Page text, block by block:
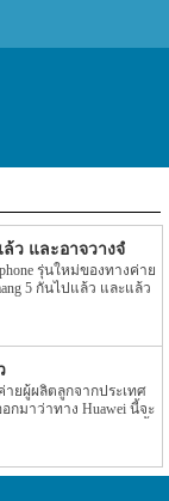
ล้ว และอาจวางจำหน่
รุ่นใหม่ของทางค่าย
5 กันไปแล้ว และแล้ว
Maimang 5 ออกมาแล้ว
4 ที่้เปิดตัวออกมาเมื่อ
ย่างไรบ้างนั้นไปดูกันเลยดี
ขนาด 5.5 นิ้ว โดยหน้า
ละเอียดอยู่ที่ 1080p
กล้องทางด้านหลังตัว
ละรองรับการอัดวิดีโอได้
8 MP สำหร้บกล้องหน้า
ะเป็น Chipset อย่าง
ายผู้ผลิตลูกจากประเทศ
กมาว่าทาง Huawei นี้จะ
ม โดยกำหนดดังกล่าวนี้
ดตัว Honor 8 ออกมา
อียดดังนี้ Honor 8 มา
หน้าจอจะให้ความ